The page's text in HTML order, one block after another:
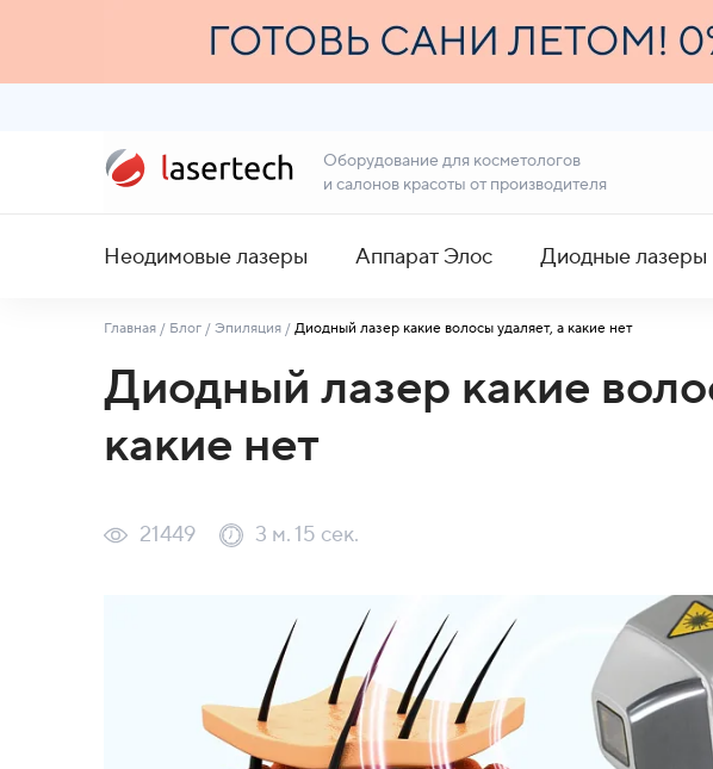
Оборудование для косметологов
и салонов красоты от производителя
Неодимовые лазеры Аппарат Элос Диодные лазеры
Главная / Блог / Эпиляция / Диодный лазер какие волосы удаляет, а какие нет
Диодный лазер какие
какие нет
21449 3 м. 15 сек.